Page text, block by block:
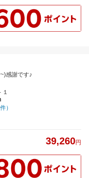
感謝です♪
１
）
39,260円